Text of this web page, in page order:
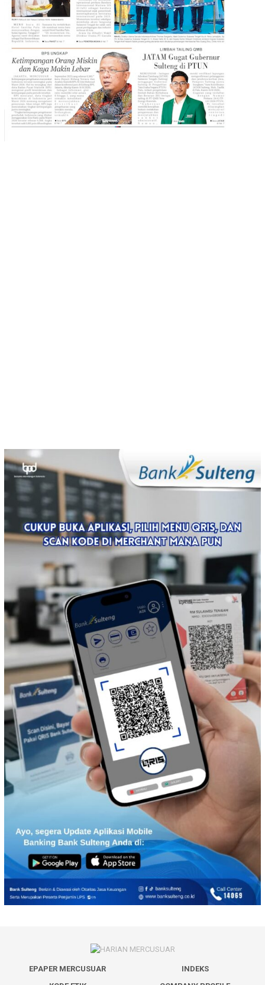
EPAPER MERCUSUAR
INDEKS